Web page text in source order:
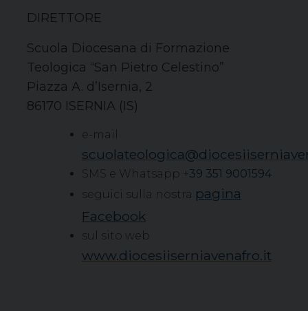
DIRETTORE
Scuola Diocesana di Formazione
Teologica “San Pietro Celestino”
Piazza A. d’Isernia, 2
86170 ISERNIA (IS)
e-mail
SMS e Whatsapp +39 351 9001594
seguici sulla nostra pagina
Facebook
sul sito web
www.diocesiiserniavenafro.it